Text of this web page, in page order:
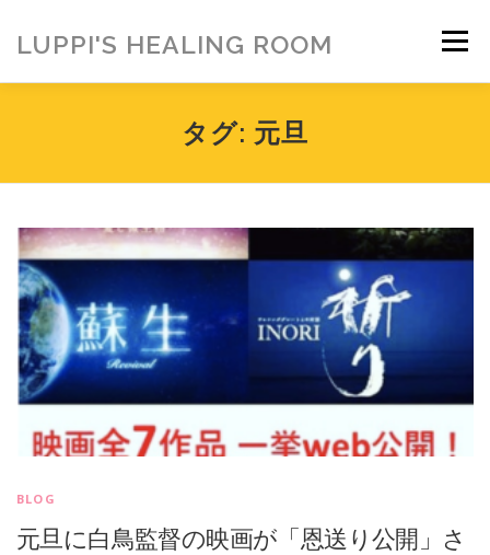
ッ
LUPPI'S HEALING ROOM メニュー
MENU お客様の声
アメブロ ご寄付のお願い
タグ: 元旦
BLOG
元旦に白鳥監督の映画が「恩送り公開」さ